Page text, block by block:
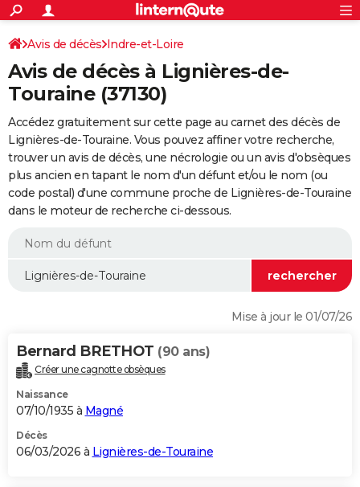
ACTUALITÉS
Politique
Société
Faits Divers
Education
Monde
Villes
+
SPORT
Coupe du monde 2026
Football
Tennis
Cyclisme
Rugby
Forum
FINANCE
Retraite
Impôts
Epargne
Immobilier
Risques naturels par ville
Banque
Assurance
Crédit
AUTO
Essais
Réserver un essai
Citadines
Berlines
SUV
Forum auto
+
HIGH-TECH
Mobiles
Meilleur smartphone
Internet
Ordinateurs
Jeux vidéo
Guide high-tech
+
BRICOLAGE
Forum
Aménagement intérieur
Extérieur
Cuisine
Salle de bains
Jardinage
Rangement
WEEK-END
Guides de France
Escapades
Patrimoine
Expositions
Musées
Week-end nature
LIFESTYLE
Alimentation
Guide de la santé
Maladies
Médicaments
Sommeil
VOYAGE
Destinations
City break
Voyage nature
Voyage de noces
Forum
Climat
+PHOTO
GUIDES D'ACHAT
BONS PLANS
S'inscrire
Connexion
Avis de décès Indre-et-Loire
Avis de décès à Lignières-de-
Touraine (37130)
Accédez gratuitement sur cette page au carnet des décès de
Lignières-de-Touraine. Vous pouvez affiner votre recherche,
trouver un avis de décès, une nécrologie ou un avis d'obsèques
plus ancien en tapant le nom d'un défunt et/ou le nom (ou
code postal) d'une commune proche de Lignières-de-Touraine
dans le moteur de recherche ci-dessous.
Mise à jour le 01/07/26
Bernard BRETHOT (90 ans)
Créer une cagnotte obsèques
Naissance
07/10/1935 à Magné
Décès
06/03/2026 à Lignières-de-Touraine